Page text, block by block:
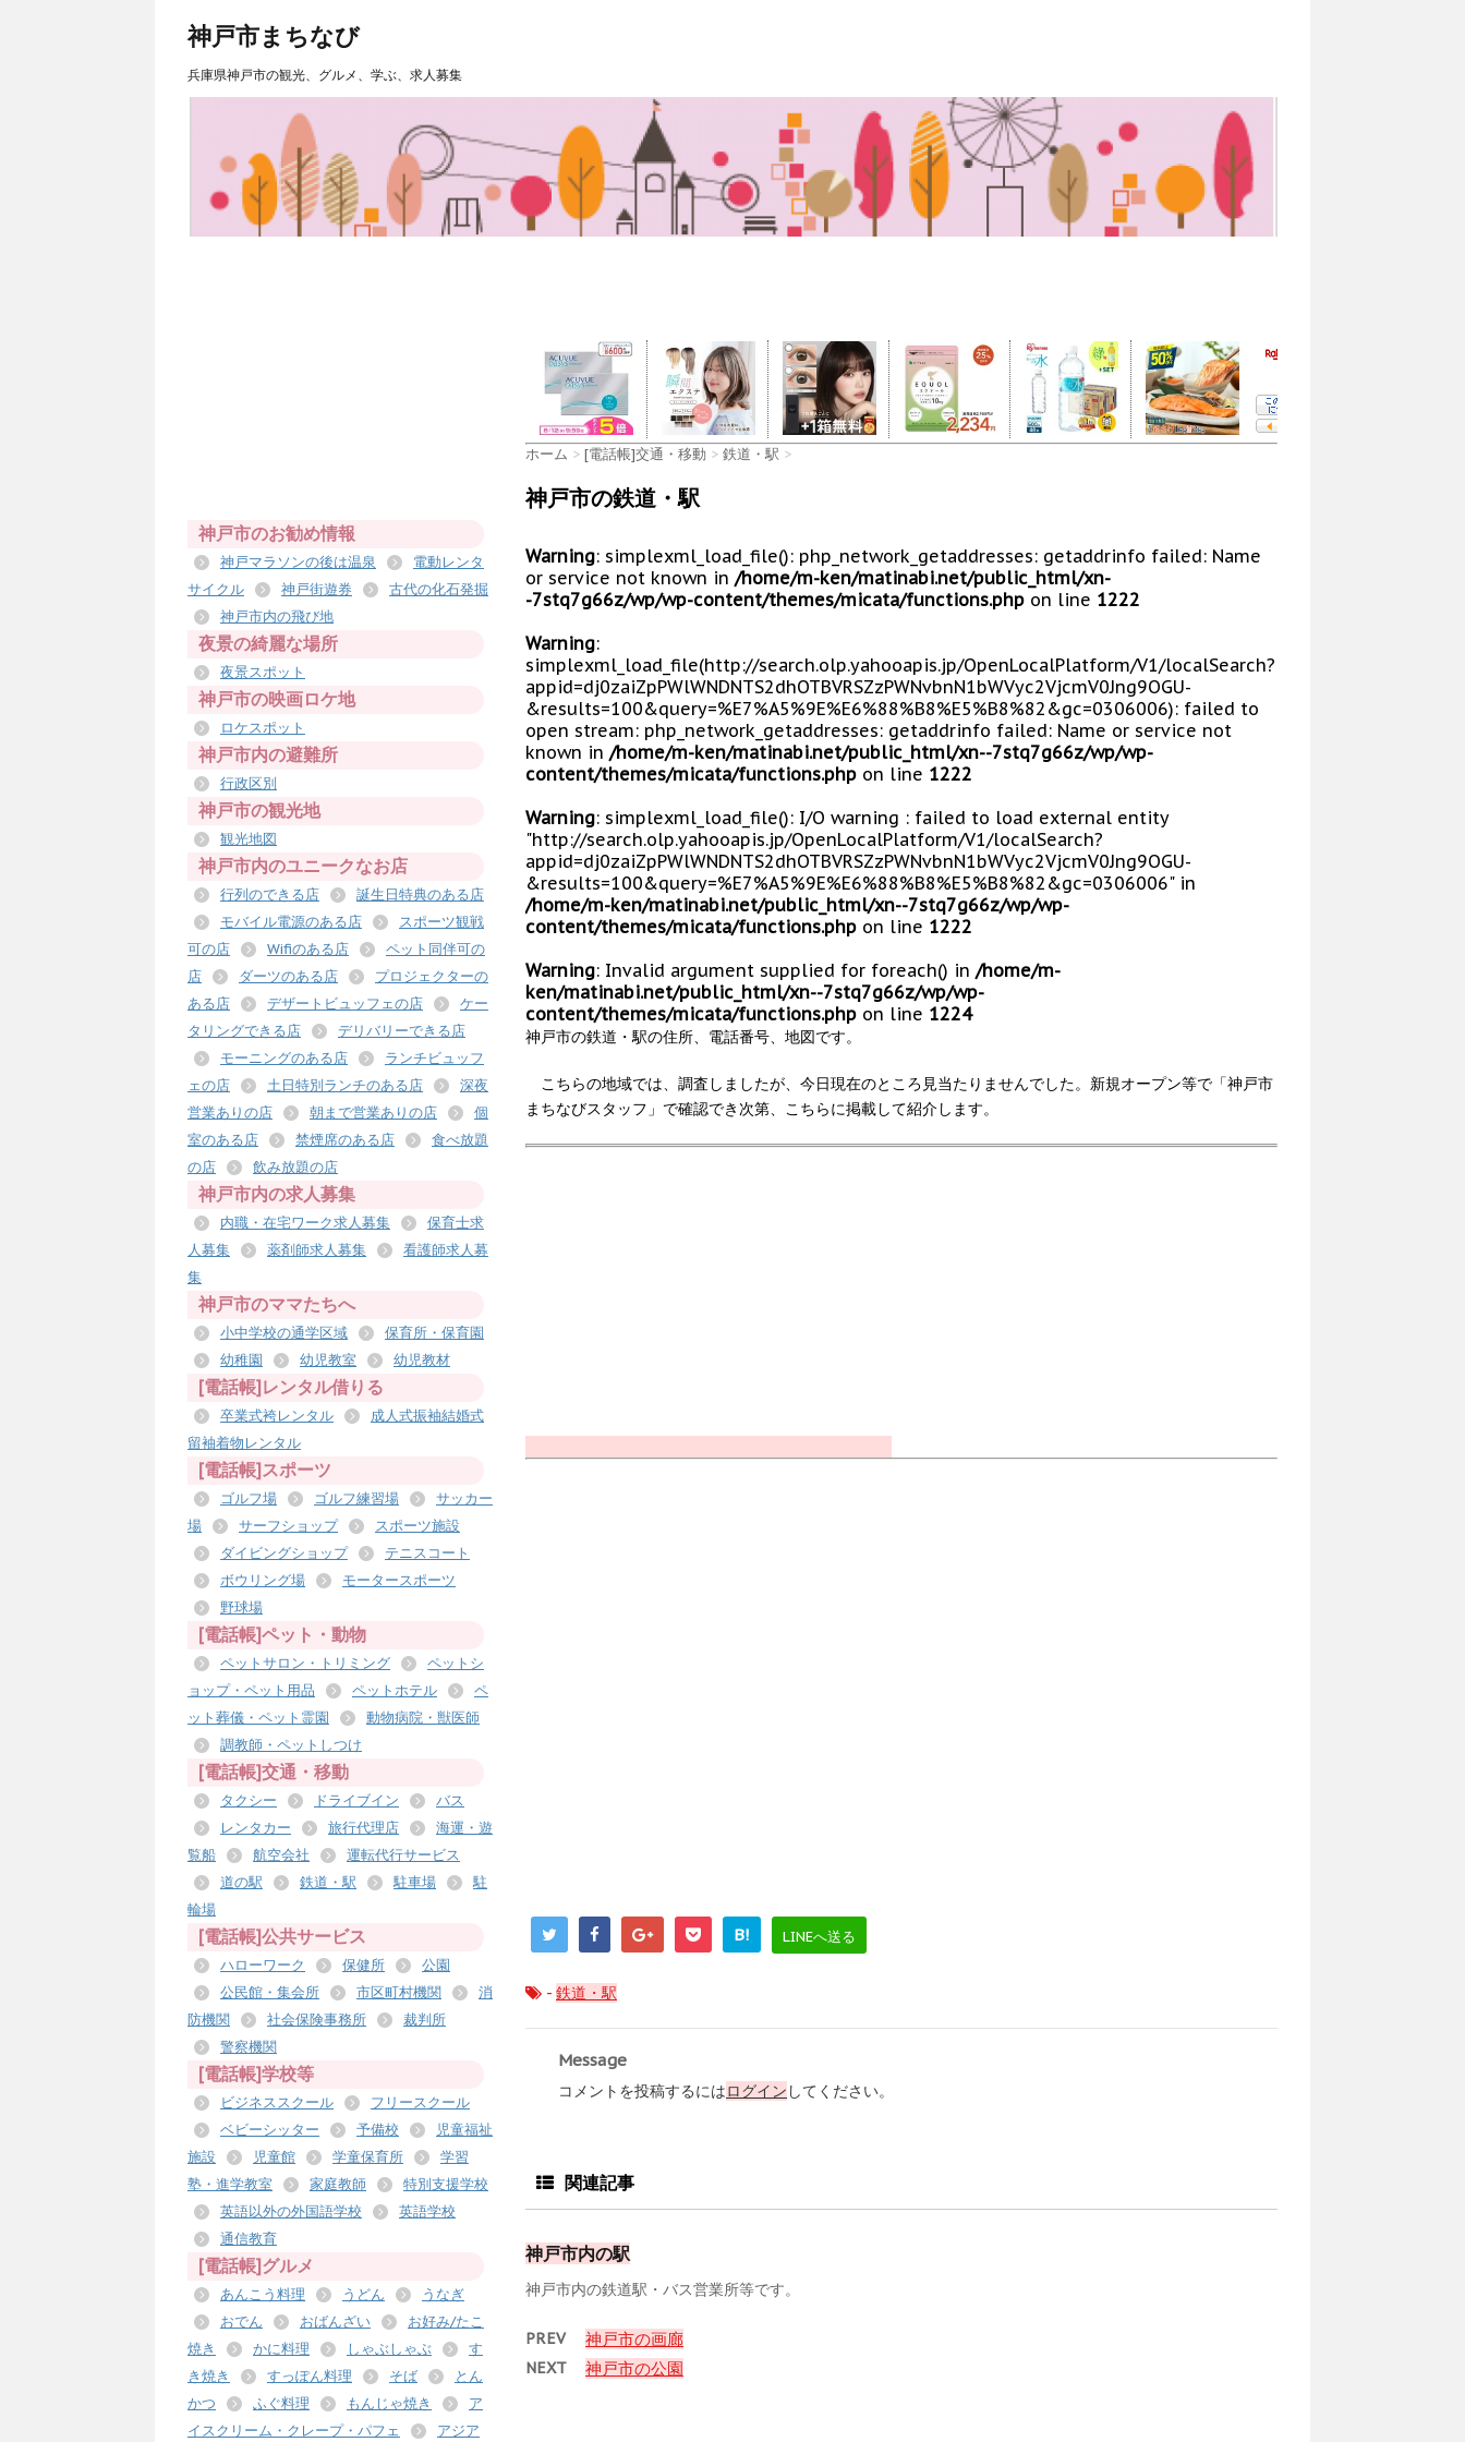
神戸市まちなび
兵庫県神戸市の観光、グルメ、学ぶ、求人募集
ホーム > [電話帳]交通・移動 > 鉄道・駅 >
神戸市の鉄道・駅
Warning: simplexml_load_file(): php_network_getaddresses: getaddrinfo failed: Name
or service not known in /home/m-ken/matinabi.net/public_html/xn-
-7stq7g66z/wp/wp-content/themes/micata/functions.php on line 1222
Warning:
simplexml_load_file(http://search.olp.yahooapis.jp/OpenLocalPlatform/V1/localSearch?
appid=dj0zaiZpPWlWNDNTS2dhOTBVRSZzPWNvbnN1bWVyc2VjcmV0Jng9OGU-
&results=100&query=%E7%A5%9E%E6%88%B8%E5%B8%82&gc=0306006): failed to
open stream: php_network_getaddresses: getaddrinfo failed: Name or service not
known in /home/m-ken/matinabi.net/public_html/xn--7stq7g66z/wp/wp-
content/themes/micata/functions.php on line 1222
Warning: simplexml_load_file(): I/O warning : failed to load external entity
"http://search.olp.yahooapis.jp/OpenLocalPlatform/V1/localSearch?
appid=dj0zaiZpPWlWNDNTS2dhOTBVRSZzPWNvbnN1bWVyc2VjcmV0Jng9OGU-
&results=100&query=%E7%A5%9E%E6%88%B8%E5%B8%82&gc=0306006" in
/home/m-ken/matinabi.net/public_html/xn--7stq7g66z/wp/wp-
content/themes/micata/functions.php on line 1222
Warning: Invalid argument supplied for foreach() in /home/m-
ken/matinabi.net/public_html/xn--7stq7g66z/wp/wp-
content/themes/micata/functions.php on line 1224
神戸市の鉄道・駅の住所、電話番号、地図です。
こちらの地域では、調査しましたが、今日現在のところ見当たりませんでした。新規オープン等で「神戸市
まちなびスタッフ」で確認でき次第、こちらに掲載して紹介します。
B! LINEへ送る
- 鉄道・駅
Message
コメントを投稿するにはログイン してください。
関連記事
神戸市内の駅
神戸市内の鉄道駅・バス営業所等です。
PREV 神戸市の画廊
NEXT 神戸市の公園
神戸市のお勧め情報
神戸マラソンの後は温泉
電動レンタ
サイクル
神戸街遊券
古代の化石発掘
神戸市内の飛び地
夜景の綺麗な場所
夜景スポット
神戸市の映画ロケ地
ロケスポット
神戸市内の避難所
行政区別
神戸市の観光地
観光地図
神戸市内のユニークなお店
行列のできる店
誕生日特典のある店
モバイル電源のある店
スポーツ観戦
可の店
Wifiのある店
ペット同伴可の
店
ダーツのある店
プロジェクターの
ある店
デザートビュッフェの店
ケー
タリングできる店
デリバリーできる店
モーニングのある店
ランチビュッフ
ェの店
土日特別ランチのある店
深夜
営業ありの店
朝まで営業ありの店
個
室のある店
禁煙席のある店
食べ放題
の店
飲み放題の店
神戸市内の求人募集
内職・在宅ワーク求人募集
保育士求
人募集
薬剤師求人募集
看護師求人募
集
神戸市のママたちへ
小中学校の通学区域
保育所・保育園
幼稚園
幼児教室 幼児教材
[電話帳]レンタル借りる
卒業式袴レンタル
成人式振袖結婚式
留袖着物レンタル
[電話帳]スポーツ
ゴルフ場 ゴルフ練習場
サッカー
場
サーフショップ
スポーツ施設
ダイビングショップ
テニスコート
ボウリング場
モータースポーツ
野球場
[電話帳]ペット・動物
ペットサロン・トリミング
ペットシ
ョップ・ペット用品
ペットホテル
ペ
ット葬儀・ペット霊園
動物病院・獣医師
調教師・ペットしつけ
[電話帳]交通・移動
タクシー ドライブイン
バス
レンタカー
旅行代理店
海運・遊
覧船
航空会社
運転代行サービス
道の駅
鉄道・駅 駐車場
駐
輪場
[電話帳]公共サービス
ハローワーク 保健所
公園
公民館・集会所
市区町村機関
消
防機関
社会保険事務所
裁判所
警察機関
[電話帳]学校等
ビジネススクール
フリースクール
ベビーシッター
予備校
児童福祉
施設
児童館 学童保育所
学習
塾・進学教室
家庭教師
特別支援学校
英語以外の外国語学校
英語学校
通信教育
[電話帳]グルメ
あんこう料理 うどん
うなぎ
おでん
おばんざい
お好み/たこ
焼き
かに料理 しゃぶしゃぶ
す
き焼き
すっぽん料理 そば
とん
かつ
ふぐ料理 もんじゃ焼き
ア
イスクリーム・クレープ・パフェ
アジア